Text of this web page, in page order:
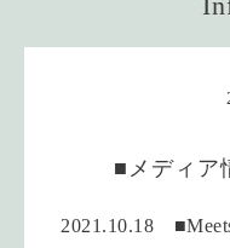
■メディア
2021.10.18